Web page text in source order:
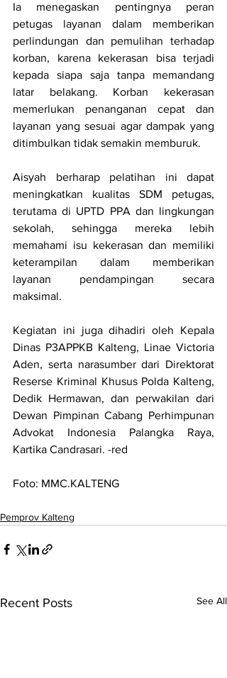
Ia menegaskan pentingnya peran
petugas layanan dalam memberikan
perlindungan dan pemulihan terhadap
korban, karena kekerasan bisa terjadi
kepada siapa saja tanpa memandang
latar belakang. Korban kekerasan
memerlukan penanganan cepat dan
layanan yang sesuai agar dampak yang
ditimbulkan tidak semakin memburuk.
Aisyah berharap pelatihan ini dapat
meningkatkan kualitas SDM petugas,
terutama di UPTD PPA dan lingkungan
sekolah, sehingga mereka lebih
memahami isu kekerasan dan memiliki
keterampilan dalam memberikan
layanan pendampingan secara
maksimal.
Kegiatan ini juga dihadiri oleh Kepala
Dinas P3APPKB Kalteng, Linae Victoria
Aden, serta narasumber dari Direktorat
Reserse Kriminal Khusus Polda Kalteng,
Dedik Hermawan, dan perwakilan dari
Dewan Pimpinan Cabang Perhimpunan
Advokat Indonesia Palangka Raya,
Kartika Candrasari. -red
Foto: MMC.KALTENG
Pemprov Kalteng
Recent Posts See All